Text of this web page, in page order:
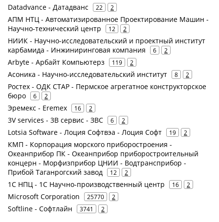
Datadvance - Датадванс 22 2
АПМ НТЦ - Автоматизированное Проектирование Машин -
Научно-технический центр
12 2
НИИК - Научно-исследовательский и проектный институт
карбамида - Инжиниринговая компания
6 2
Arbyte - Арбайт Компьютерз 119 2
Асоника - Научно-исследовательский институт 8 2
Ростех - ОДК СТАР - Пермское агрегатное конструкторское
бюро
6 2
Эремекс - Eremex 16 2
3V services - 3В сервис - ЗВС 6 2
Lotsia Software - Лоция Софтвэа - Лоция Софт 19 2
КМП - Корпорация морского приборостроения -
Океанприбор ПК - Океанприбор приборостроительный
концерн - Морфизприбор ЦНИИ - Водтрансприбор -
Прибой Таганрогский завод
12 2
1С НПЦ - 1С Научно-производственный центр 16 2
Microsoft Corporation 25770 2
Softline - Софтлайн 3741 2